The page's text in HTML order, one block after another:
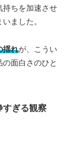
持ちを加速させ
ました。
揺れが、こうい
面白さのひと
すぎる観察